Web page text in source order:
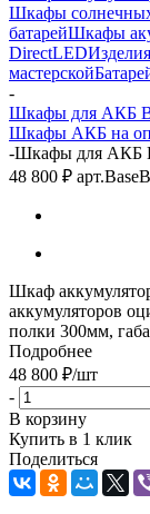
Шкафы
батарейШкафы
DirectLED
мастерской
-
Шкафы для АКБ
Шкафы АКБ на
-Шкафы для АКБ
48 800 ₽
Шкаф
аккумуляторов
полки 300мм,
Подробнее
48 800 ₽/шт
-
В корзину
Купить в 1 клик
Поделиться